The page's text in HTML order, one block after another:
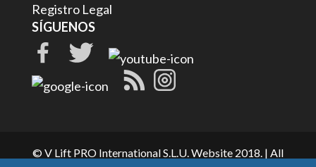
Registro Legal
SÍGUENOS
© V Lift PRO International S.L.U. Website 2018. | All